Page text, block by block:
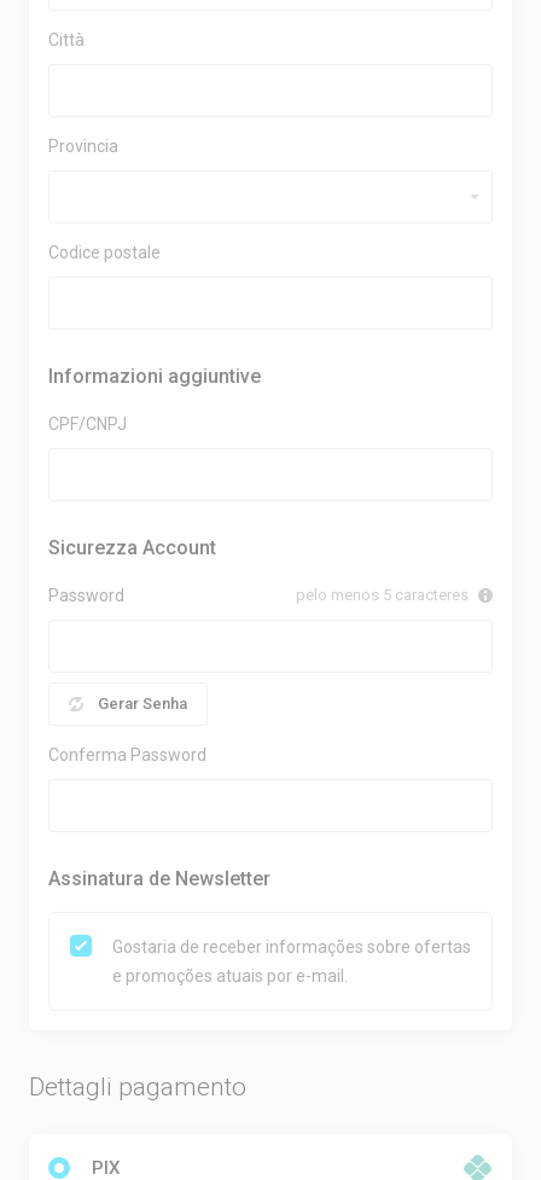
Città
Provincia
Codice postale
Informazioni aggiuntive
CPF/CNPJ
Sicurezza Account
Password pelo menos 5 caracteres
Gerar Senha
Conferma Password
Assinatura de Newsletter
Gostaria de receber informações sobre ofertas
e promoções atuais por e-mail.
Dettagli pagamento
PIX